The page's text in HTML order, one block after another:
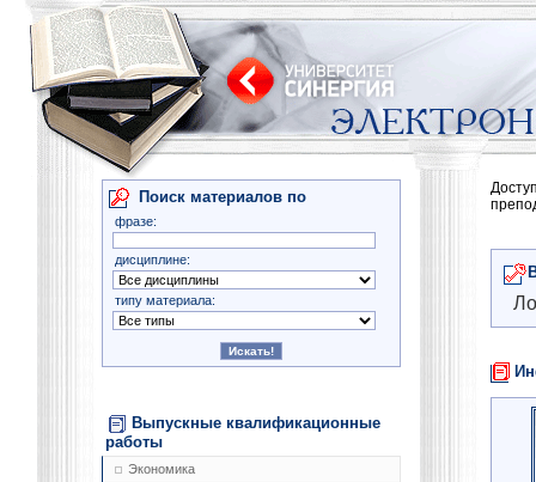
Поиск материалов по
фразе:
дисциплине:
типу материала:
Выпускные квалификационные
работы
Экономика